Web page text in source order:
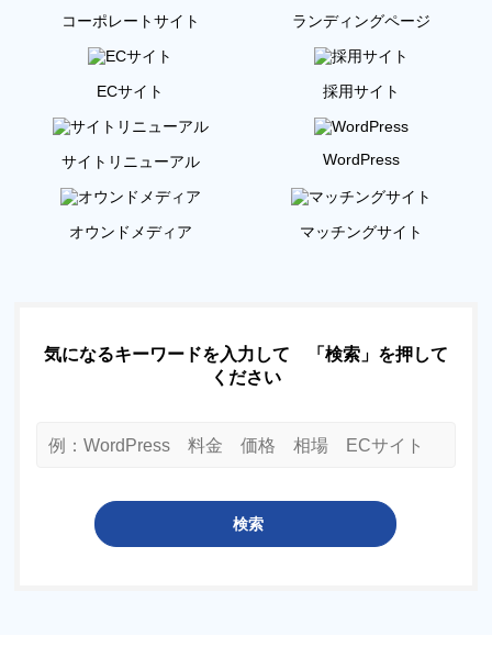
コーポレートサイト ランディングページ
ECサイト 採用サイト
サイトリニューアル WordPress
オウンドメディア マッチングサイト
気になるキーワードを入力して 「検索」を押して
ください
検索